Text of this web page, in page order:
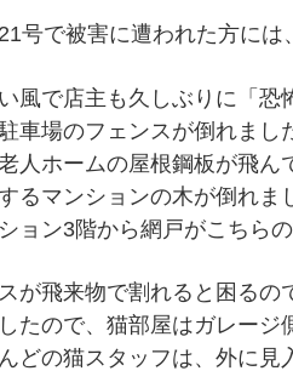
号で被害に遭われた方には
風で店主も久しぶりに「恐
車場のフェンスが倒れまし
人ホームの屋根鋼板が飛ん
るマンションの木が倒れま
ョン3階から網戸がこちら
が飛来物で割れると困る
たので、猫部屋はガレージ
どの猫スタッフは、外に見